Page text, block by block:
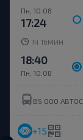
Пн, 10.08
17:24
1ч 16 мин
Пн, 10.08
18:40
+15